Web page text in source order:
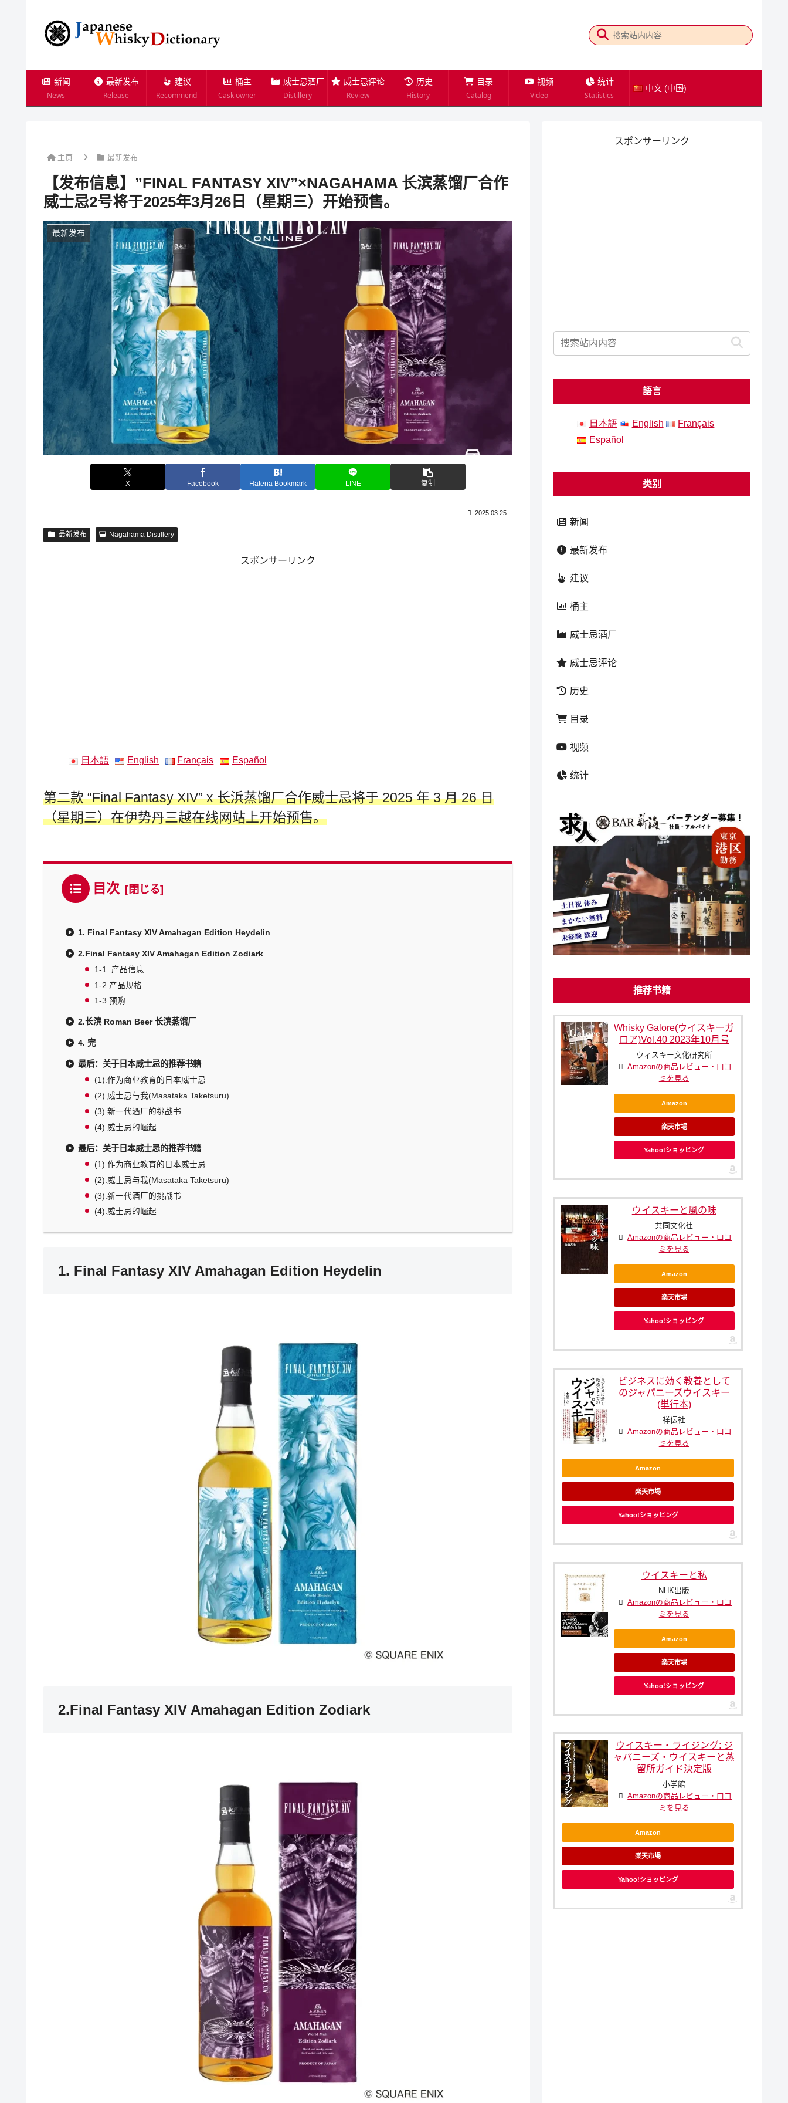
新闻
News
最新发布
Release
建议
Recommend
桶主
Cask owner
威士忌酒厂
Distillery
威士忌评论
Review
历史
History
目录
Catalog
视频
Video
统计
Statistics
中文 (中国)
主页 最新发布
【发布信息】”FINAL FANTASY XIV”×NAGAHAMA 长滨蒸馏厂合作
威士忌2号将于2025年3月26日（星期三）开始预售。
最新发布
X Facebook Hatena Bookmark LINE 复制
2025.03.25
最新发布 Nagahama Distillery
スポンサーリンク
日本語 English Français Español
第二款 “Final Fantasy XIV” x 长浜蒸馏厂合作威士忌将于 2025 年 3 月 26 日
（星期三）在伊势丹三越在线网站上开始预售。
目次
1. Final Fantasy XIV Amahagan Edition Heydelin
2.Final Fantasy XIV Amahagan Edition Zodiark
1-1. 产品信息
1-2.产品规格
1-3.预购
2.长滨 Roman Beer 长滨蒸馏厂
4. 完
最后：关于日本威士忌的推荐书籍
(1).作为商业教育的日本威士忌
(2).威士忌与我(Masataka Taketsuru)
(3).新一代酒厂的挑战书
(4).威士忌的崛起
最后：关于日本威士忌的推荐书籍
(1).作为商业教育的日本威士忌
(2).威士忌与我(Masataka Taketsuru)
(3).新一代酒厂的挑战书
(4).威士忌的崛起
1. Final Fantasy XIV Amahagan Edition Heydelin
2.Final Fantasy XIV Amahagan Edition Zodiark
スポンサーリンク
語言
日本語 English
Français
Español
类别
新闻
最新发布
建议
桶主
威士忌酒厂
威士忌评论
历史
目录
视频
统计
推荐书籍
Whisky Galore(ウイスキーガ
ロア)Vol.40 2023年10月号
ウィスキー文化研究所
Amazonの商品レビュー・口コ
ミを見る
Amazon
楽天市場
Yahoo!ショッピング
ウイスキーと風の味
共同文化社
Amazonの商品レビュー・口コ
ミを見る
Amazon
楽天市場
Yahoo!ショッピング
ビジネスに効く教養として
のジャパニーズウイスキー
(単行本)
祥伝社
Amazonの商品レビュー・口コ
ミを見る
Amazon
楽天市場
Yahoo!ショッピング
ウイスキーと私
NHK出版
Amazonの商品レビュー・口コ
ミを見る
Amazon
楽天市場
Yahoo!ショッピング
ウイスキー・ライジング: ジ
ャパニーズ・ウイスキーと蒸
留所ガイド決定版
小学館
Amazonの商品レビュー・口コ
ミを見る
Amazon
楽天市場
Yahoo!ショッピング